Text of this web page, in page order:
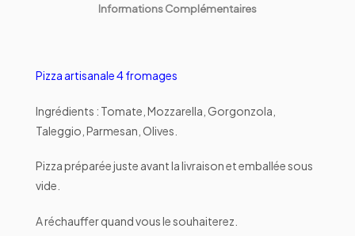
Informations Complémentaires
Pizza artisanale 4 fromages
Ingrédients : Tomate, Mozzarella, Gorgonzola,
Taleggio, Parmesan, Olives.
Pizza préparée juste avant la livraison et emballée sous
vide.
A réchauffer quand vous le souhaiterez.